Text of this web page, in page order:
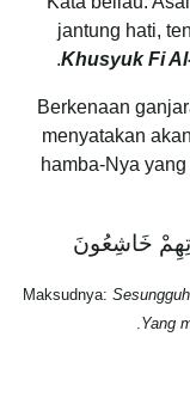
jantung hati,
Khusyuk Fi
.
Berkenaan
menyatakan
hamba-Nya
خَاشِعُونَ
Maksudnya:
Yang
.